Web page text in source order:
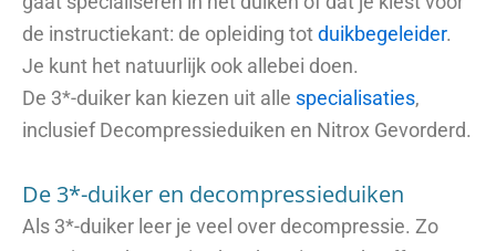
de instructiekant: de opleiding totduikbegeleider.
Je kunt het natuurlijk ook allebei doen.
De 3*-duiker kan kiezen uit alle specialisaties,
inclusief Decompressieduiken en Nitrox Gevorderd.
De 3*-duiker en decompressieduiken
Als 3*-duiker leer je veel over decompressie. Zo